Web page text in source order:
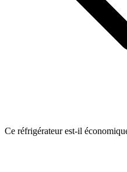
Ce réfrigérateur est-il